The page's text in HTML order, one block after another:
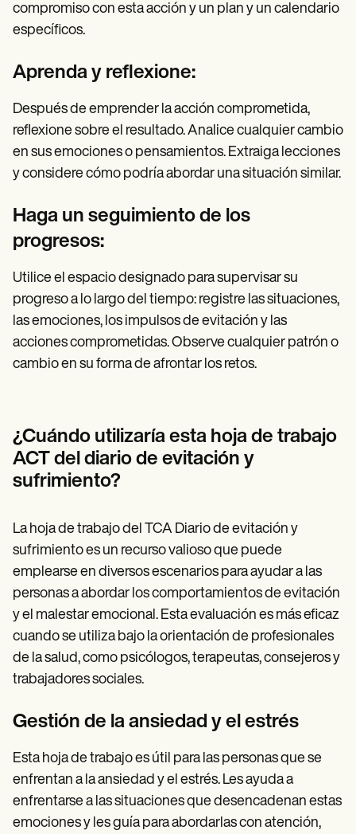
compromiso con esta acción y un plan y un calendario
específicos.
Aprenda y reflexione:
Después de emprender la acción comprometida,
reflexione sobre el resultado. Analice cualquier cambio
en sus emociones o pensamientos. Extraiga lecciones
y considere cómo podría abordar una situación similar.
Haga un seguimiento de los
progresos:
Utilice el espacio designado para supervisar su
progreso a lo largo del tiempo: registre las situaciones,
las emociones, los impulsos de evitación y las
acciones comprometidas. Observe cualquier patrón o
cambio en su forma de afrontar los retos.
¿Cuándo utilizaría esta hoja de trabajo
ACT del diario de evitación y
sufrimiento?
La hoja de trabajo del TCA Diario de evitación y
sufrimiento es un recurso valioso que puede
emplearse en diversos escenarios para ayudar a las
personas a abordar los comportamientos de evitación
y el malestar emocional. Esta evaluación es más eficaz
cuando se utiliza bajo la orientación de profesionales
de la salud, como psicólogos, terapeutas, consejeros y
trabajadores sociales.
Gestión de la ansiedad y el estrés
Esta hoja de trabajo es útil para las personas que se
enfrentan a la ansiedad y el estrés. Les ayuda a
enfrentarse a las situaciones que desencadenan estas
emociones y les guía para abordarlas con atención,